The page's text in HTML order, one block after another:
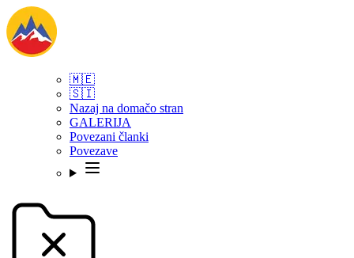
🇲🇪
🇸🇮
Nazaj na domačo stran
GALERIJA
Povezani članki
Povezave